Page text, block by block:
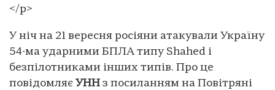
</p>
У ніч на 21 вересня росіяни атакували Україну
54-ма ударними БПЛА типу Shahed і
безпілотниками інших типів. Про це
повідомляє УНН з посиланням на Повітряні